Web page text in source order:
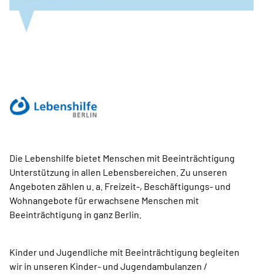
Die Lebenshilfe bietet Menschen mit Beeinträchtigung
Unterstützung in allen Lebensbereichen. Zu unseren
Angeboten zählen u. a. Freizeit-, Beschäftigungs- und
Wohnangebote für erwachsene Menschen mit
Beeinträchtigung in ganz Berlin.
Kinder und Jugendliche mit Beeinträchtigung begleiten
wir in unseren Kinder- und Jugendambulanzen /